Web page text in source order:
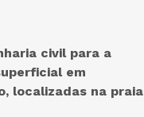
civil para a
em
localizadas na praia